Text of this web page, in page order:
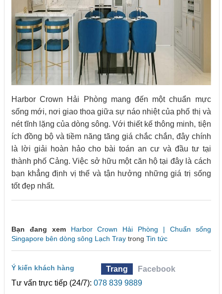
Harbor Crown Hải Phòng mang đến một chuẩn mực
sống mới, nơi giao thoa giữa sự náo nhiệt của phố thị và
nét tĩnh lặng của dòng sông. Với thiết kế thông minh, tiện
ích đồng bộ và tiềm năng tăng giá chắc chắn, đây chính
là lời giải hoàn hảo cho bài toán an cư và đầu tư tại
thành phố Cảng. Việc sở hữu một căn hộ tại đây là cách
bạn khẳng định vị thế và tận hưởng những giá trị sống
tốt đẹp nhất.
Bạn đang xem
Harbor Crown Hải Phòng | Chuẩn sống
Singapore bên dòng sông Lạch Tray trong Tin tức
Ý kiến khách hàng Trang
Facebook
Tư vấn trực tiếp (24/7): 078 839 9889